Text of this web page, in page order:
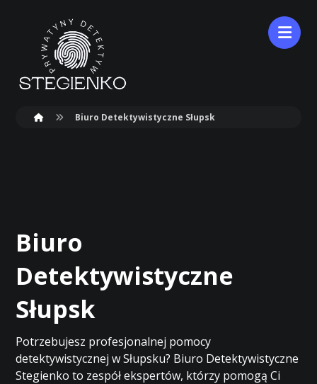
Biuro Detektywistyczne Słupsk
Biuro
Detektywistyczne
Słupsk
Potrzebujesz profesjonalnej pomocy
detektywistycznej w Słupsku? Biuro Detektywistyczne
Stegienko to zespół ekspertów, którzy pomogą Ci